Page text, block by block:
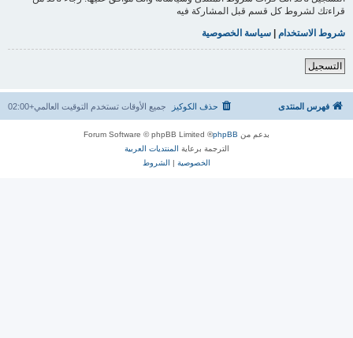
قراءتك لشروط كل قسم قبل المشاركة فيه
شروط الاستخدام | سياسة الخصوصية
التسجيل
فهرس المنتدى جميع الأوقات تستخدم التوقيت العالمي+02:00 حذف الكوكيز
بدعم من phpBB
® Forum Software © phpBB Limited
الترجمة برعاية المنتديات العربية
الخصوصية | الشروط